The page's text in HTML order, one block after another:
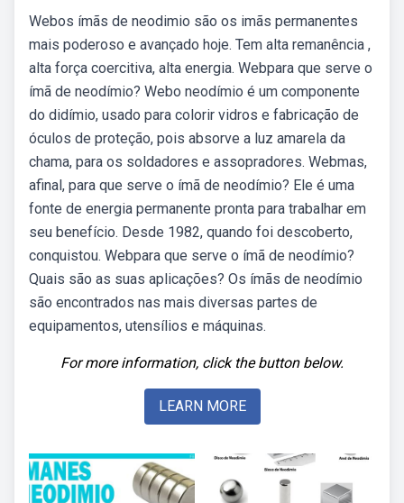
Webos ímãs de neodimio são os imãs permanentes
mais poderoso e avançado hoje. Tem alta remanência ,
alta força coercitiva, alta energia. Webpara que serve o
ímã de neodímio? Webo neodímio é um componente
do didímio, usado para colorir vidros e fabricação de
óculos de proteção, pois absorve a luz amarela da
chama, para os soldadores e assopradores. Webmas,
afinal, para que serve o ímã de neodímio? Ele é uma
fonte de energia permanente pronta para trabalhar em
seu benefício. Desde 1982, quando foi descoberto,
conquistou. Webpara que serve o ímã de neodímio?
Quais são as suas aplicações? Os ímãs de neodímio
são encontrados nas mais diversas partes de
equipamentos, utensílios e máquinas.
For more information, click the button below.
LEARN MORE